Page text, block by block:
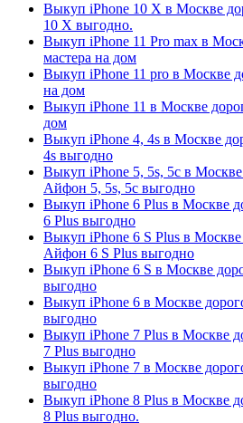
Выкуп iPhone 10 Х в Москве
10 Х выгодно.
Выкуп iPhone 11 Pro max в
мастера на дом
Выкуп iPhone 11 pro в Москве
на дом
Выкуп iPhone 11 в Москве
дом
Выкуп iPhone 4, 4s в Москве
4s выгодно
Выкуп iPhone 5, 5s, 5c в
Айфон 5, 5s, 5c выгодно
Выкуп iPhone 6 Plus в Москве
6 Plus выгодно
Выкуп iPhone 6 S Plus в
Айфон 6 S Plus выгодно
Выкуп iPhone 6 S в Москве
выгодно
Выкуп iPhone 6 в Москве
выгодно
Выкуп iPhone 7 Plus в Москве
7 Plus выгодно
Выкуп iPhone 7 в Москве
выгодно
Выкуп iPhone 8 Plus в Москве
8 Plus выгодно.